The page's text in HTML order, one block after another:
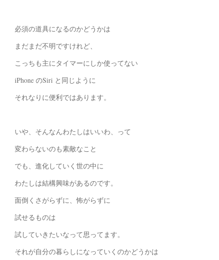
必須の道具になるのかどうかは
まだまだ不明ですけれど、
こっちも主にタイマーにしか使ってない
iPhone のSiri と同じように
それなりに便利ではあります。
いや、そんなんわたしはいいわ、って
変わらないのも素敵なこと
でも、進化していく世の中に
わたしは結構興味があるのです。
面倒くさがらずに、怖がらずに
試せるものは
試していきたいなって思ってます。
それが自分の暮らしになっていくのかどうかは